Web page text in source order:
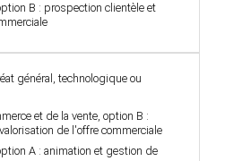
B : prospection clientèle et
général, technologique ou
et de la vente, option B :
de l'offre commerciale
A : animation et gestion de